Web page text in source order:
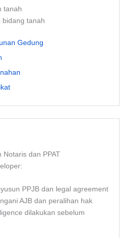
tanah
bidang tanah
Gedung
Notaris dan PPAT
PPJB dan legal agreement
AJB dan peralihan hak
dilakukan sebelum